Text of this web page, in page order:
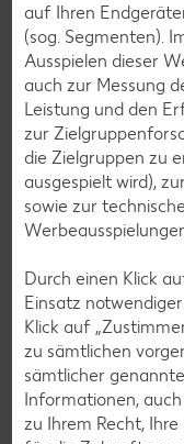
Glutenfreie
auf Ihren
(sog. Segmenten).
Ausspielen dieser
auch zur Messung
Leistung und den
zur
die Zielgruppen zu
ausgespielt wird),
sowie zur
Durch einen Klick
Einsatz
Klick auf
zu sämtlichen
sämtlicher
Informationen,
zu Ihrem Recht,